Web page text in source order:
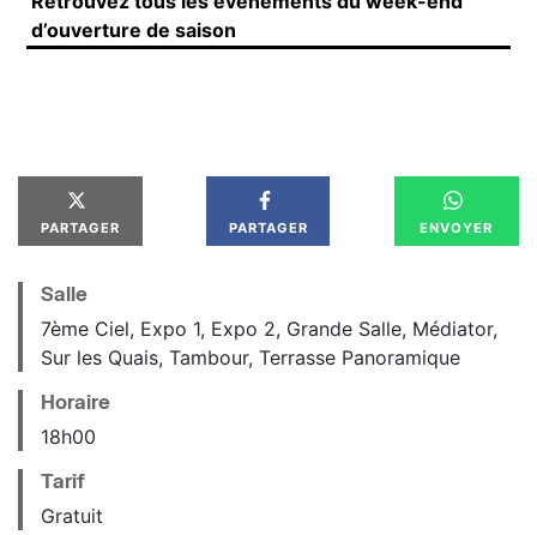
d’ouverture de saison
PARTAGER PARTAGER ENVOYER
Salle
7ème Ciel, Expo 1, Expo 2, Grande Salle, Médiator,
Sur les Quais, Tambour, Terrasse Panoramique
Horaire
18h00
Tarif
Gratuit